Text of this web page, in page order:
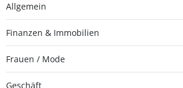
Allgemein
Finanzen & Immobilien
Frauen / Mode
Geschäft